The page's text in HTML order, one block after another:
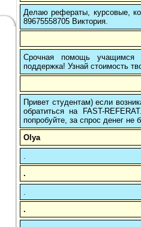
Делаю рефераты, курсовые,
89675558705 Виктория.
Срочная помощь учащимся в
поддержка! Узнай стоимость
Привет студентам) если
обратиться на FAST-
попробуйте, за спрос денег не
Olya
.
.